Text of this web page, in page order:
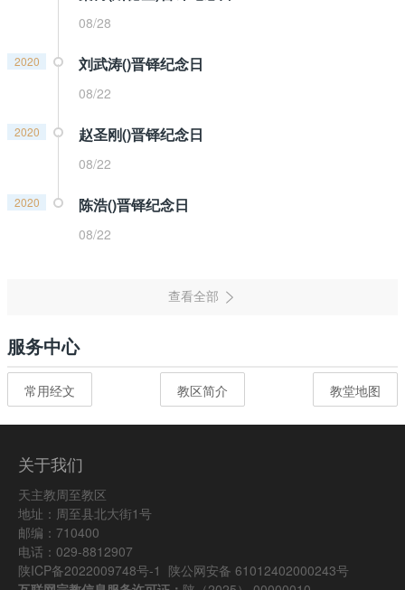
08/28
2020 刘武涛()晋铎纪念日
08/22
2020 赵圣刚()晋铎纪念日
08/22
2020 陈浩()晋铎纪念日
08/22
服务中心
常用经文 教区简介 教堂地图
关于我们
天主教周至教区
地址：周至县北大街1号
邮编：710400
电话：029-8812907
陕ICP备2022009748号-1 陕公网安备 61012402000243号